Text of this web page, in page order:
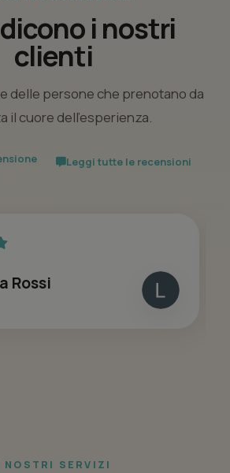
i nostri
clienti
delle persone che prenotano da
il cuore dell’esperienza.
Leggi tutte le recensioni
Rossi
NOSTRI SERVIZI